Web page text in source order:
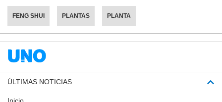
FENG SHUI PLANTAS PLANTA
ÚLTIMAS NOTICIAS